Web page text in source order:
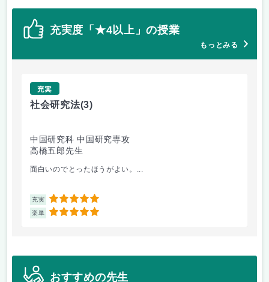
充実度「★4以上」の授業
もっとみる
充実
社会研究法(3)
中国研究科 中国研究専攻
高橋五郎先生
面白いのでとったほうがよい。...
充実 5
楽単 5
おすすめの先生